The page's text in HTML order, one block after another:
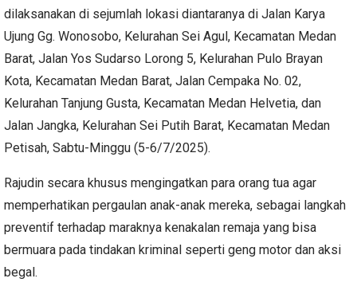
dilaksanakan di sejumlah lokasi diantaranya di Jalan Karya
Ujung Gg. Wonosobo, Kelurahan Sei Agul, Kecamatan Medan
Barat, Jalan Yos Sudarso Lorong 5, Kelurahan Pulo Brayan
Kota, Kecamatan Medan Barat, Jalan Cempaka No. 02,
Kelurahan Tanjung Gusta, Kecamatan Medan Helvetia, dan
Jalan Jangka, Kelurahan Sei Putih Barat, Kecamatan Medan
Petisah, Sabtu-Minggu (5-6/7/2025).
Rajudin secara khusus mengingatkan para orang tua agar
memperhatikan pergaulan anak-anak mereka, sebagai langkah
preventif terhadap maraknya kenakalan remaja yang bisa
bermuara pada tindakan kriminal seperti geng motor dan aksi
begal.